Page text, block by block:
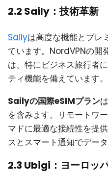
2.2 Saily：技術革新
Sailyは高度な機能とプレ
ています。NordVPNの開
は、特にビジネス旅行者
ティ機能を備えています。
Sailyの国際eSIMプラン
を含みます。リモートワ
マドに最適な接続性を提
スとスマート通知でデー
2.3 Ubigi：ヨーロッ